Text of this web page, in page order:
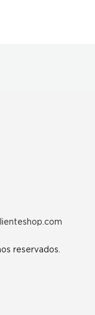
reservados.